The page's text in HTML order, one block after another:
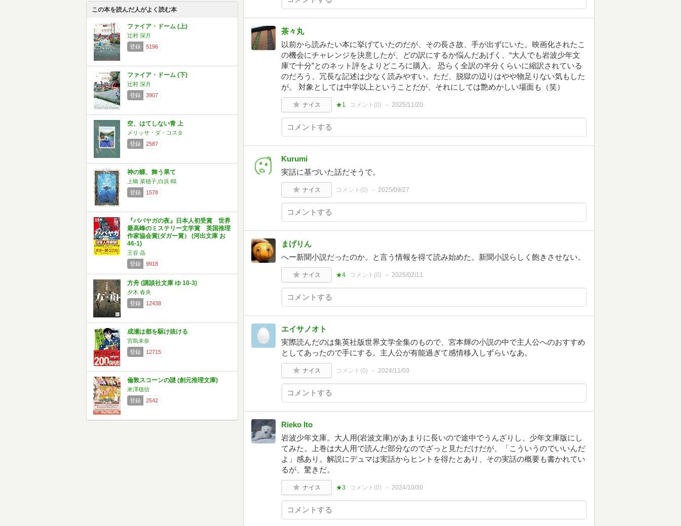
この本を読んだ人がよく読む本
ファイア・ドーム (上)
辻村 深月
登録
5196
ファイア・ドーム (下)
辻村 深月
登録
3907
空、はてしない青 上
メリッサ・ダ・コスタ
登録
2587
神の蝶、舞う果て
上橋 菜穂子,白浜 鴎
登録
1578
『ババヤガの夜』日本人初受賞 世界
最高峰のミステリー文学賞 英国推理
作家協会賞(ダガー賞） (河出文庫 お
46-1)
王谷 晶
登録
9918
方舟 (講談社文庫 ゆ 10-3)
夕木 春央
登録
12438
成瀬は都を駆け抜ける
宮島未奈
登録
12715
倫敦スコーンの謎 (創元推理文庫)
米澤穂信
登録
2542
茶々丸
以前から読みたい本に挙げていたのだが、その長さ故、手が出ずにいた。映画化されたこ
の機会にチャレンジを決意したが、どの訳にするか悩んだあげく、“大人でも岩波少年文
庫で十分”とのネット評をよりどころに購入。 恐らく全訳の半分くらいに縮訳されている
のだろう、冗長な記述は少なく読みやすい。ただ、脱獄の辺りはやや物足りない気もした
が。 対象としては中学以上ということだが、それにしては艶めかしい場面も（笑）
ナイス ★1 コメント(0) 2025/11/20
Kurumi
実話に基づいた話だそうで。
ナイス コメント(0) 2025/09/27
まげりん
へー新聞小説だったのか。と言う情報を得て読み始めた。新聞小説らしく飽きさせない。
ナイス ★4 コメント(0) 2025/02/11
エイサノオト
実際読んだのは集英社版世界文学全集のもので、宮本輝の小説の中で主人公へのおすすめ
としてあったので手にする。主人公が有能過ぎて感情移入しずらいなあ。
ナイス コメント(0) 2024/11/03
Rieko Ito
岩波少年文庫。大人用(岩波文庫)があまりに長いので途中でうんざりし、少年文庫版にし
てみた。上巻は大人用で読んだ部分なのでざっと見ただけだが、「こういうのでいいんだ
よ」感あり。解説にデュマは実話からヒントを得たとあり、その実話の概要も書かれてい
るが、驚きだ。
ナイス ★3 コメント(0) 2024/10/30